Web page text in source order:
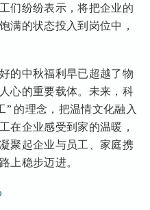
们纷纷表示，将把企业的
满的状态投入到岗位中，
的中秋福利早已超越了物
心的重要载体。未来，科
” 的理念，把温情文化融入
在企业感受到家的温暖，
聚起企业与员工、家庭携
上稳步迈进。